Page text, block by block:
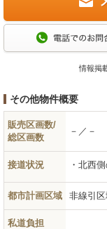
情報掲
その他物件概要
販売区画数/
総区画数
－／－
接道状況 北西
都市計画区域 非線引
私道負担